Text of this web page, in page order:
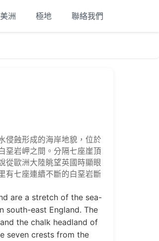
洲 極地 聯絡我們
侵蝕形成的海岸地貌，位於
堊岩岬之間。分隔七座崖頂
從歐洲大陸眺望英國時顯眼
有七座連續不斷的白堊岩斷
are a stretch of the sea-
south-east England. The
the chalk headland of
seven crests from the